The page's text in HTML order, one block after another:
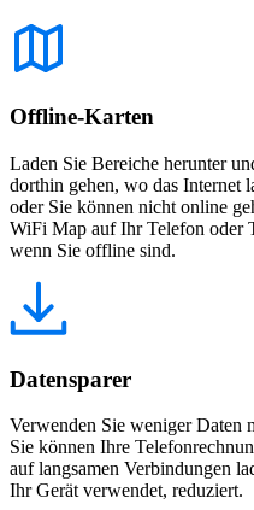
Offline-Karten
Laden Sie Bereiche herunter
dorthin gehen, wo das Internet
oder Sie können nicht online
WiFi Map auf Ihr Telefon oder
wenn Sie offline sind.
Datensparer
Verwenden Sie weniger Daten
Sie können Ihre
auf langsamen Verbindungen
Ihr Gerät verwendet, reduziert.